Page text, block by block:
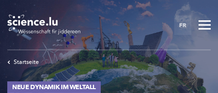
to
main
content
FR
Startseite
NEUE DYNAMIK IM WELTALL